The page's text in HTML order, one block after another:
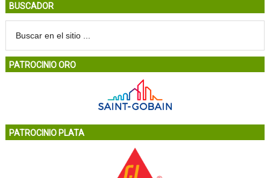
BUSCADOR
PATROCINIO ORO
PATROCINIO PLATA